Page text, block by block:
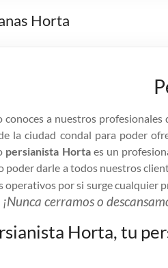
Horta
conoces a nuestros profesionales
la ciudad condal para poder
persianista Hortaes un
poder darle a todos nuestros
operativos por si surge cualquier
cerramos o
Horta, tu